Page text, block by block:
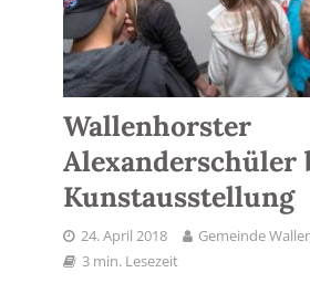
Wallenhorster
Alexanderschüler
Kunstausstellung
24. April 2018
Gemeinde
3 min. Lesezeit